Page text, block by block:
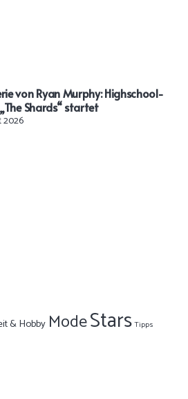
von Ryan Murphy: Highschool-
Shards“ startet
2026
& Hobby ModeStars Tipps